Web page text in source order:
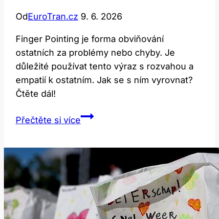
OdEuroTran.cz 9. 6. 2026
Finger Pointing je forma obviňování
ostatních za problémy nebo chyby. Je
důležité používat tento výraz s rozvahou a
empatií k ostatním. Jak se s ním vyrovnat?
Čtěte dál!
Přečtěte si víceFinger
to
znamená
a
jak
tento